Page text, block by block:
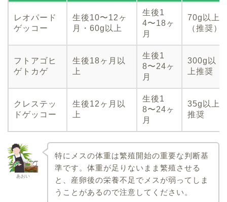
レオパード
ゲッコー
生後10〜12ヶ
月・60g以上
生後1
4〜18ヶ
月
70g以上
（推奨）
フトアゴヒ
ゲトカゲ
生後18ヶ月以
上
生後1
8〜24ヶ
月
300g以
上推奨
クレステッ
ドゲッコー
生後12ヶ月以
上
生後1
8〜24ヶ
月
35g以上
推奨
あおい
特にメスの体重は繁殖開始の重要な判断基
準です。体重が足りないまま繁殖させる
と、産卵後の栄養不足でメスが弱ってしま
うことがあるので注意してください。